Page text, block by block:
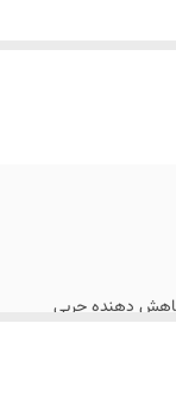
کاهش دهنده چربی